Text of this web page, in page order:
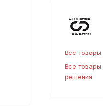
Все товары
Все товары
решения